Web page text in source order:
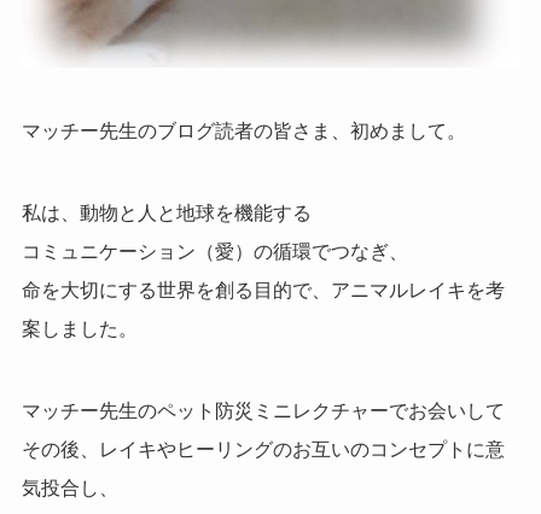
マッチー先生のブログ読者の皆さま、初めまして。
私は、動物と人と地球を機能する
コミュニケーション（愛）の循環でつなぎ、
命を大切にする世界を創る目的で、アニマルレイキを考
案しました。
マッチー先生のペット防災ミニレクチャーでお会いして
その後、レイキやヒーリングのお互いのコンセプトに意
気投合し、